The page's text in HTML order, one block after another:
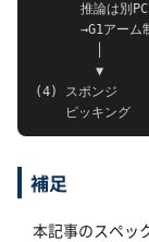
推論は別PC
→G1アーム
        ▼
(4) スポンジ
    ピッキング
補足
本記事のスペッ